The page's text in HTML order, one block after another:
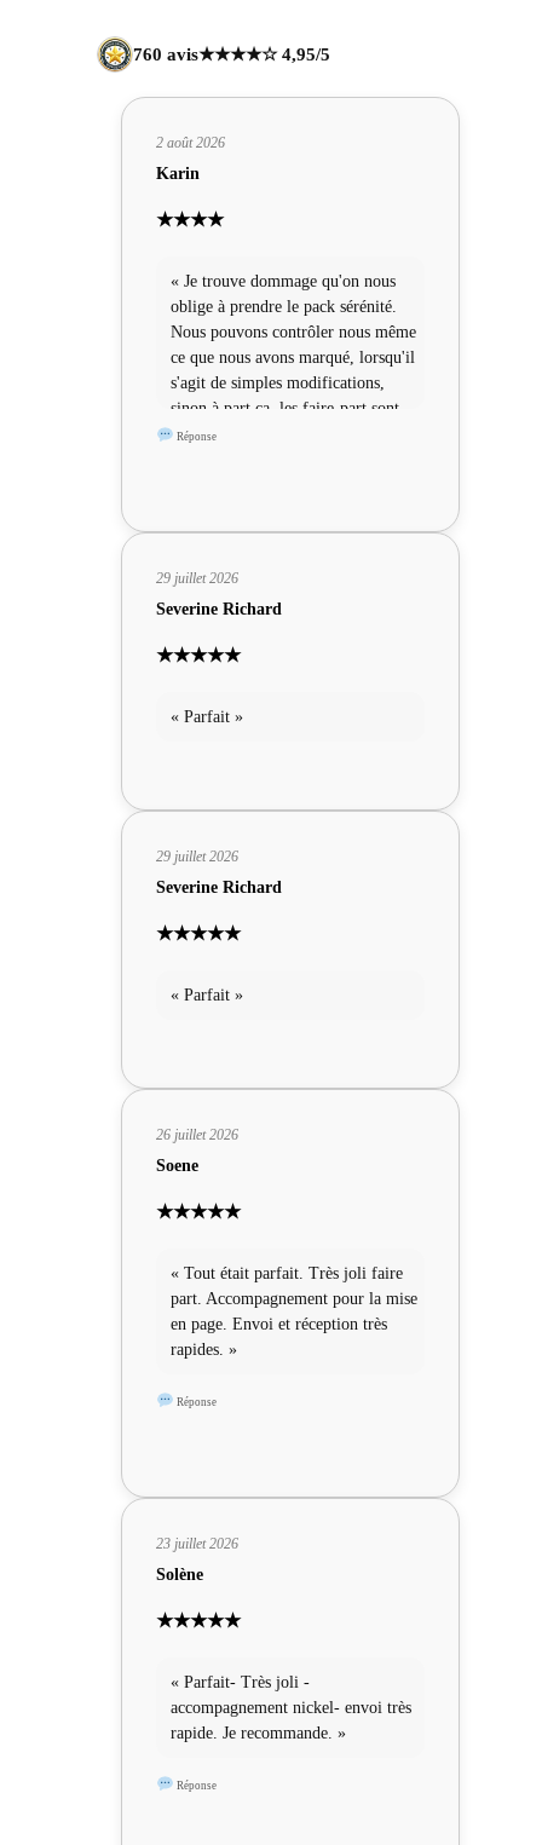
760 avis★★★★☆ 4,95/5
2 août 2026
Karin
★★★★
« Je trouve dommage qu'on nous
oblige à prendre le pack sérénité.
Nous pouvons contrôler nous même
ce que nous avons marqué, lorsqu'il
s'agit de simples modifications,
sinon à part ça, les faire-part sont
sympas »
Réponse
29 juillet 2026
Severine Richard
★★★★★
« Parfait »
29 juillet 2026
Severine Richard
★★★★★
« Parfait »
26 juillet 2026
Soene
★★★★★
« Tout était parfait. Très joli faire
part. Accompagnement pour la mise
en page. Envoi et réception très
rapides. »
Réponse
23 juillet 2026
Solène
★★★★★
« Parfait- Très joli -
accompagnement nickel- envoi très
rapide. Je recommande. »
Réponse